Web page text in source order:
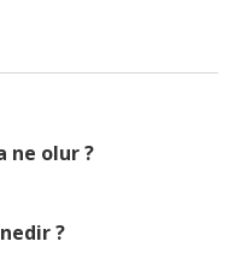
ne olur ?
?